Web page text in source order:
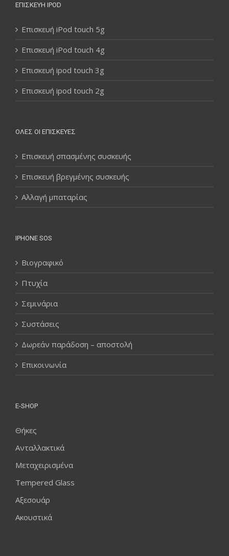
ΕΠΙΣΚΕΥΉ IPOD
Επισκευή iPod touch 5g
Επισκευή iPod touch 4g
Επισκευή ipod touch 3g
Επισκευή ipod touch 2g
ΌΛΕΣ ΟΙ ΕΠΙΣΚΕΥΈΣ
Επισκευή σπασμένης συσκευής
Επισκευή βρεγμένης συσκευής
Αλλαγή μπαταρίας
IPHONE SOS
Βιογραφικό
Πτυχία
Σεμινάρια
Συστάσεις
Δωρεάν παράδοση – αποστολή
Επικοινωνία
E-SHOP
Θήκες
Ανταλλακτικά
Μεταχειρισμένα
Tempered Glass
Αξεσουάρ
Ακουστικά